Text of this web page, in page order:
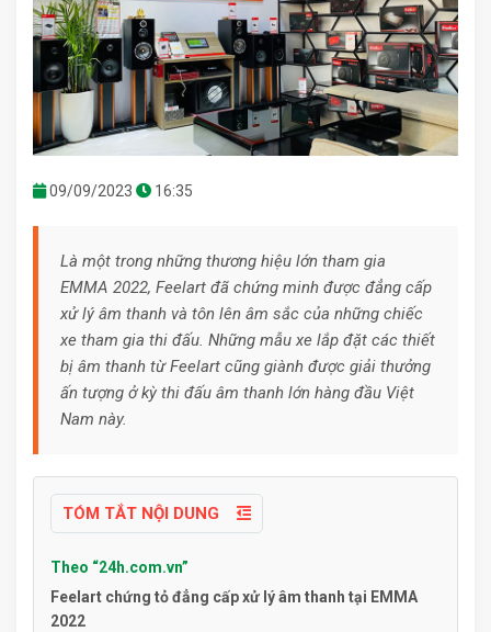
09/09/2023 16:35
Là một trong những thương hiệu lớn tham gia
EMMA 2022, Feelart đã chứng minh được đẳng cấp
xử lý âm thanh và tôn lên âm sắc của những chiếc
xe tham gia thi đấu. Những mẫu xe lắp đặt các thiết
bị âm thanh từ Feelart cũng giành được giải thưởng
ấn tượng ở kỳ thi đấu âm thanh lớn hàng đầu Việt
Nam này.
TÓM TẮT NỘI DUNG
Theo “24h.com.vn”
Feelart chứng tỏ đẳng cấp xử lý âm thanh tại EMMA
2022